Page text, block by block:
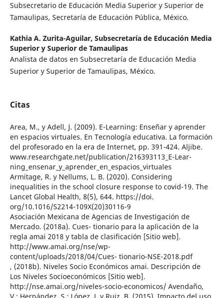
Subsecretario de Educación Media Superior y Superior de
Tamaulipas, Secretaría de Educación Pública, México.
Kathia A. Zurita-Aguilar, Subsecretaría de Educación Media
Superior y Superior de Tamaulipas
Analista de datos en Subsecretaría de Educación Media
Superior y Superior de Tamaulipas, México.
Citas
Area, M., y Adell, J. (2009). E-Learning: Enseñar y aprender
en espacios virtuales. En Tecnología educativa. La formación
del profesorado en la era de Internet, pp. 391-424. Aljibe.
www.researchgate.net/publication/216393113_E-Lear-
ning_ensenar_y_aprender_en_espacios_virtuales
Armitage, R. y Nellums, L. B. (2020). Considering
inequalities in the school closure response to covid-19. The
Lancet Global Health, 8(5), 644. https://doi.
org/10.1016/S2214-109X(20)30116-9
Asociación Mexicana de Agencias de Investigación de
Mercado. (2018a). Cues- tionario para la aplicación de la
regla amai 2018 y tabla de clasificación [Sitio web].
http://www.amai.org/nse/wp-
content/uploads/2018/04/Cues- tionario-NSE-2018.pdf
, (2018b). Niveles Socio Económicos amai. Descripción de
Los Niveles Socioeconómicos [Sitio web].
http://nse.amai.org/niveles-socio-economicos/ Avendaño,